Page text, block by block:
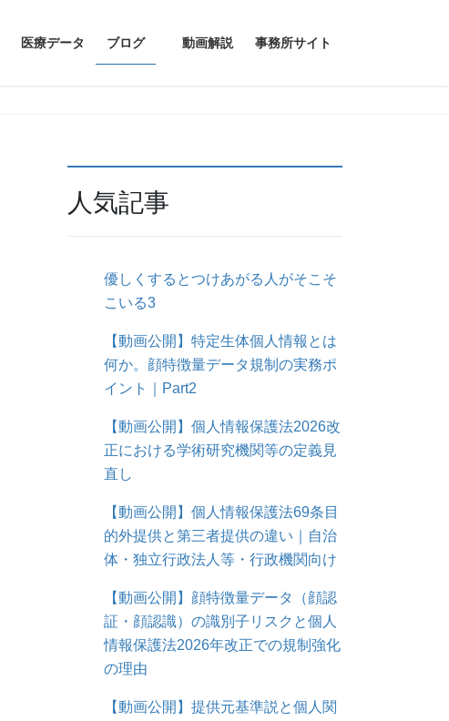
医療データ ブログ 動画解説 事務所サイト
人気記事
優しくするとつけあがる人がそこそ
こいる3
【動画公開】特定生体個人情報とは
何か。顔特徴量データ規制の実務ポ
イント｜Part2
【動画公開】個人情報保護法2026改
正における学術研究機関等の定義見
直し
【動画公開】個人情報保護法69条目
的外提供と第三者提供の違い｜自治
体・独立行政法人等・行政機関向け
【動画公開】顔特徴量データ（顔認
証・顔認識）の識別子リスクと個人
情報保護法2026年改正での規制強化
の理由
【動画公開】提供元基準説と個人関